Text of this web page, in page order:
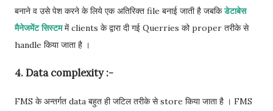
बनाने व उसे पेश करने के लिये एक अतिरिक्त file बनाई जाती है जबकिडेटाबेस
मैनेजमेंट सिस्टममें clients के द्वारा दी गई Querries को proper तरीके से
handle किया जाता है ।
4. Data complexity :-
FMS के अन्तर्गत data बहुत ही जटिल तरीके से store किया जाता है । FMS